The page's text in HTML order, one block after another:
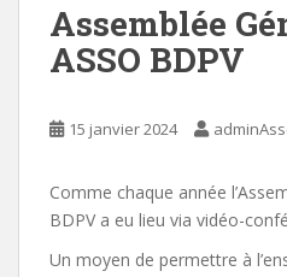
Assemblée
ASSO BDPV
15 janvier 2024
Comme chaque année
BDPV a eu lieu via vidéo-
Un moyen de permettre à